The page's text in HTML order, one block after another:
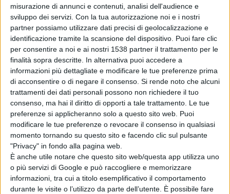
misurazione di annunci e contenuti, analisi dell'audience e
sviluppo dei servizi. Con la tua autorizzazione noi e i nostri
partner possiamo utilizzare dati precisi di geolocalizzazione e
identificazione tramite la scansione del dispositivo. Puoi fare clic
per consentire a noi e ai nostri 1538 partner il trattamento per le
finalità sopra descritte. In alternativa puoi accedere a
informazioni più dettagliate e modificare le tue preferenze prima
di acconsentire o di negare il consenso. Si rende noto che alcuni
trattamenti dei dati personali possono non richiedere il tuo
consenso, ma hai il diritto di opporti a tale trattamento. Le tue
preferenze si applicheranno solo a questo sito web. Puoi
modificare le tue preferenze o revocare il consenso in qualsiasi
momento tornando su questo sito e facendo clic sul pulsante
"Privacy" in fondo alla pagina web.
È anche utile notare che questo sito web/questa app utilizza uno
o più servizi di Google e può raccogliere e memorizzare
informazioni, tra cui a titolo esemplificativo il comportamento
durante le visite o l’utilizzo da parte dell’utente. È possibile fare
nascondere.....siamo considerati comesciacalli!
Per alcuni se ci sei o no non gli cambia niente.
Altri danno poca confidenza ma ci fanno lavorare.
E per i rimanenti simpatia reciproca e ......
Il paparazzo per il Vip è il metro della popolarità:
Se mi viene a cercare o mi vede e fa le foto sono ancora
un Vip.